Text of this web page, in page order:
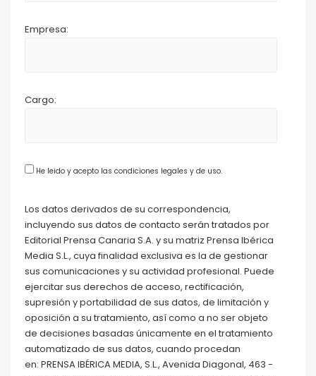
Empresa:
Cargo:
He leido y acepto las condiciones legales y de uso.
Los datos derivados de su correspondencia,
incluyendo sus datos de contacto serán tratados por
Editorial Prensa Canaria S.A. y su matriz Prensa Ibérica
Media S.L., cuya finalidad exclusiva es la de gestionar
sus comunicaciones y su actividad profesional. Puede
ejercitar sus derechos de acceso, rectificación,
supresión y portabilidad de sus datos, de limitación y
oposición a su tratamiento, así como a no ser objeto
de decisiones basadas únicamente en el tratamiento
automatizado de sus datos, cuando procedan
en: PRENSA IBÉRICA MEDIA, S.L., Avenida Diagonal, 463 -